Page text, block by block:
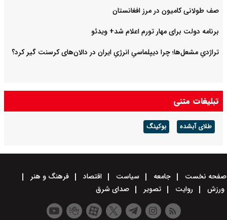
صف طولانی کامیون در مرز افغانستان
برنامه دولت برای مهار تورم اعلام شد+ ویدئو
تراژدیِ مشعل‌ها؛ چرا دیپلماسیِ انرژیِ ایران در دالان‌های کرسنت گیر کرد؟
تبلیغات متنی
طلای آبشده بوکینگ
صفحه نخست جامعه سیاست اقتصاد
فرهنگ و هنر
ورزش
روایت تصویر صدای شرق